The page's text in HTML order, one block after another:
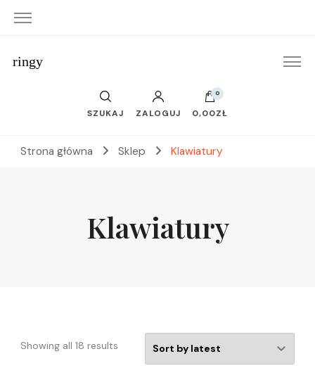
ringy
SZUKAJ ZALOGUJ
0
0,00ZŁ
Strona główna Sklep Klawiatury
Klawiatury
Showing all 18 results